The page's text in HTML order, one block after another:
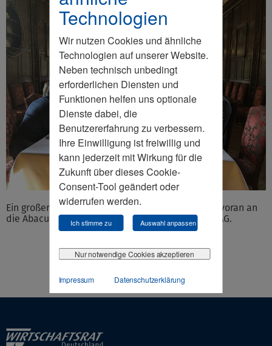
Technologien
Wir nutzen Cookies und ähnliche
Technologien auf unserer Website.
Neben technisch unbedingt
erforderlichen Diensten und
Funktionen helfen uns optionale
Dienste dabei, die
Benutzererfahrung zu verbessern.
Ihre Einwilligung ist freiwillig und
kann jederzeit mit Wirkung für die
Zukunft über dieses Cookie-
Consent-Tool geändert oder
widerrufen werden.
Ich stimme zu Auswahl anpassen
Nur notwendige Cookies akzeptieren
Impressum Datenschutzerklärung
Ein großer Dank geht an unsere Sponsoren, allen voran an
die Abacus alpha GmbH und die Villeroy & Boch AG.